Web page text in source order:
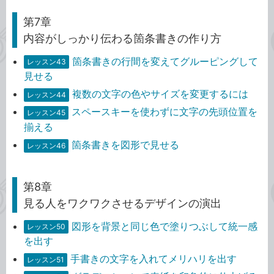
第7章
内容がしっかり伝わる箇条書きの作り方
レッスン43
箇条書きの行間を変えてグルーピングして
見せる
レッスン44 複数の文字の色やサイズを変更するには
レッスン45
スペースキーを使わずに文字の先頭位置を
揃える
レッスン46 箇条書きを図形で見せる
第8章
見る人をワクワクさせるデザインの演出
レッスン50
図形を背景と同じ色で塗りつぶして統一感
を出す
レッスン51 手書きの文字を入れてメリハリを出す